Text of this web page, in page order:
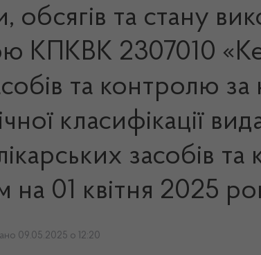
та стану
КПКВК 2307010
та контролю
класифікації
засобів
на 01 квітня 2025
09.05.2025 о 12:20